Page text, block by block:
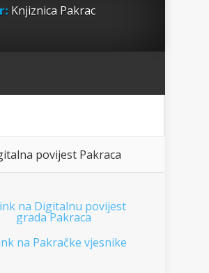
Knjiznica Pakrac
povijest Pakraca